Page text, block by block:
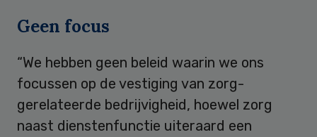
Geen focus
“We hebben geen beleid waarin we ons
focussen op de vestiging van zorg-
gerelateerde bedrijvigheid, hoewel zorg
naast dienstenfunctie uiteraard een